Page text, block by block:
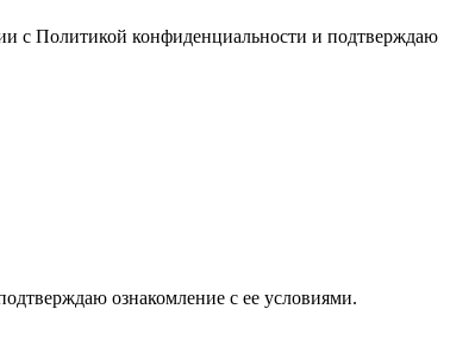
с Политикой конфиденциальности и подтверждаю
ознакомление с ее условиями.